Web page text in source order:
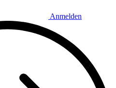
Anmelden